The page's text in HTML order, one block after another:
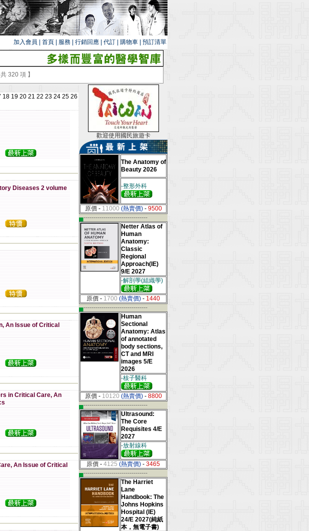
加入會員 首頁 服務 行銷回應 代訂 購物車 預訂清單
共 320 項 】
18 19 20 21 22 23 24 25 26
Diseases 2 volume
An Issue of Critical
in Critical Care, An
An Issue of Critical
歡迎使用國民旅遊卡
The Anatomy of
Beauty 2026
-整形外科
原價 - 11000 (熱賣價) - 9500
▄--------------------------------
Netter Atlas of
Human
Anatomy:
Classic
Regional
Approach(IE)
9/E 2027
-解剖學(組織學)
原價 - 1700 (熱賣價) - 1440
▄--------------------------------
Human
Sectional
Anatomy: Atlas
of annotated
body sections,
CT and MRI
images 5/E
2026
-核子醫科
原價 - 10120 (熱賣價) - 8800
▄--------------------------------
Ultrasound:
The Core
Requisites 4/E
2027
-放射線科
原價 - 4125 (熱賣價) - 3465
▄--------------------------------
The Harriet
Lane
Handbook: The
Johns Hopkins
Hospital (IE)
24/E 2027(純紙
本，無電子書)